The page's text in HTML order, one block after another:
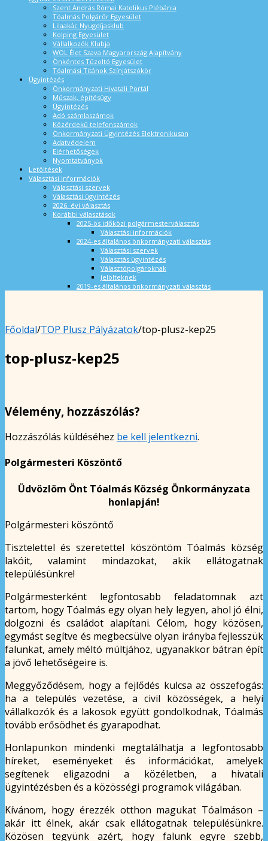
Szent András Római Katolikus Plébánia
Tóalmás Polgárőr Egyesület
Lilaakác Nyugdíjasklub
Kolping Egyesület
Vállalkozók Klubja
WOL Élet Szava Magyarország Alapítvány
Önkéntes Tűzoltó Egyesület
Tóalmási Titánok Színjátszókör
Ügyintézés
Önkormányzati Hivatali Portál
Műszak, építésügy
Ügyintézés
Adó számlaszámok
Közérdekű telefonszámok
Önkormányzati Ügyintézés Elektronikusan
Adatvédelem
Elérhetőségek
Nyomtatványok
Letöltések
Választási információk
Választási szervek
Választási ügyintézés
2026. évi választás
Korábbi választások
2025-ös időközi polgármesterválasztás
Választási információk
2024-es általános önkormányzati választás
Választási szervek
Választás ügyintézés
Választópolgároknak
Jelölteknek
2019-es általános önkormányzati választás
Főoldal/TOP Plusz Pályázatok/top-plusz-kep25
top-plusz-kep25
Vélemény, hozzászólás?
Hozzászólás küldéséhez be kell jelentkezni.
Polgármesteri Köszöntő
Üdvözlöm Önt Tóalmás Község Önkormányzata
honlapján!
Polgármesteri köszöntő
Tisztelettel és szeretettel köszöntöm Tóalmás község
lakóit, valamint mindazokat, akik ellátogatnak
településünkre!
Polgármesterként legfontosabb feladatomnak azt
tartom, hogy Tóalmás egy olyan hely legyen, ahol jó élni,
dolgozni és családot alapítani. Célom, hogy közösen,
egymást segítve és megbecsülve olyan irányba fejlesszük
falunkat, amely méltó múltjához, ugyanakkor bátran épít
a jövő lehetőségeire is.
Meggyőződésem, hogy a fejlődés kulcsa az összefogás:
ha a település vezetése, a civil közösségek, a helyi
vállalkozók és a lakosok együtt gondolkodnak, Tóalmás
tovább erősödhet és gyarapodhat.
Honlapunkon mindenki megtalálhatja a legfontosabb
híreket, eseményeket és információkat, amelyek
segítenek eligazodni a közéletben, a hivatali
ügyintézésben és a közösségi programok világában.
Kívánom, hogy érezzék otthon magukat Tóalmáson –
akár itt élnek, akár csak ellátogatnak településünkre.
Közösen tegyünk azért, hogy falunk egyre szebb,